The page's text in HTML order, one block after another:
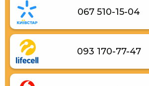
067 510-15-04
093 170-77-47